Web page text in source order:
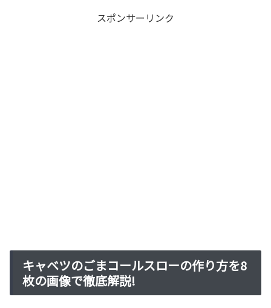
スポンサーリンク
キャベツのごまコールスローの作り方を8
枚の画像で徹底解説!